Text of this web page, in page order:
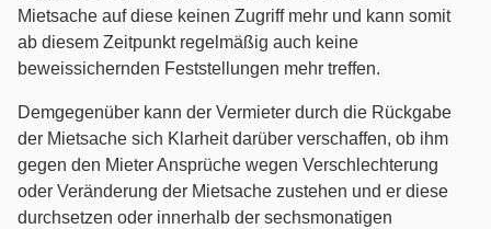
Internationales Privatrecht
Jugendstrafrecht
Kaufrecht
Mietsache auf diese keinen Zugriff mehr und kann somit
ab diesem Zeitpunkt regelmäßig auch keine
beweissichernden Feststellungen mehr treffen.
Demgegenüber kann der Vermieter durch die Rückgabe
der Mietsache sich Klarheit darüber verschaffen, ob ihm
gegen den Mieter Ansprüche wegen Verschlechterung
oder Veränderung der Mietsache zustehen und er diese
durchsetzen oder innerhalb der sechsmonatigen